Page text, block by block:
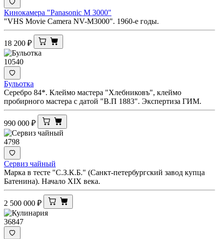
Кинокамера "Panasonic M 3000"
"VHS Movie Camera NV-M3000". 1960-е годы.
18 200 ₽
10540
Бульотка
Серебро 84*. Клеймо мастера "Хлебниковъ", клеймо
пробирного мастера с датой "В.П 1883". Экспертиза ГИМ.
990 000 ₽
4798
Сервиз чайный
Марка в тесте "С.З.К.Б." (Санкт-петербургский завод купца
Батенина). Начало XIX века.
2 500 000 ₽
36847